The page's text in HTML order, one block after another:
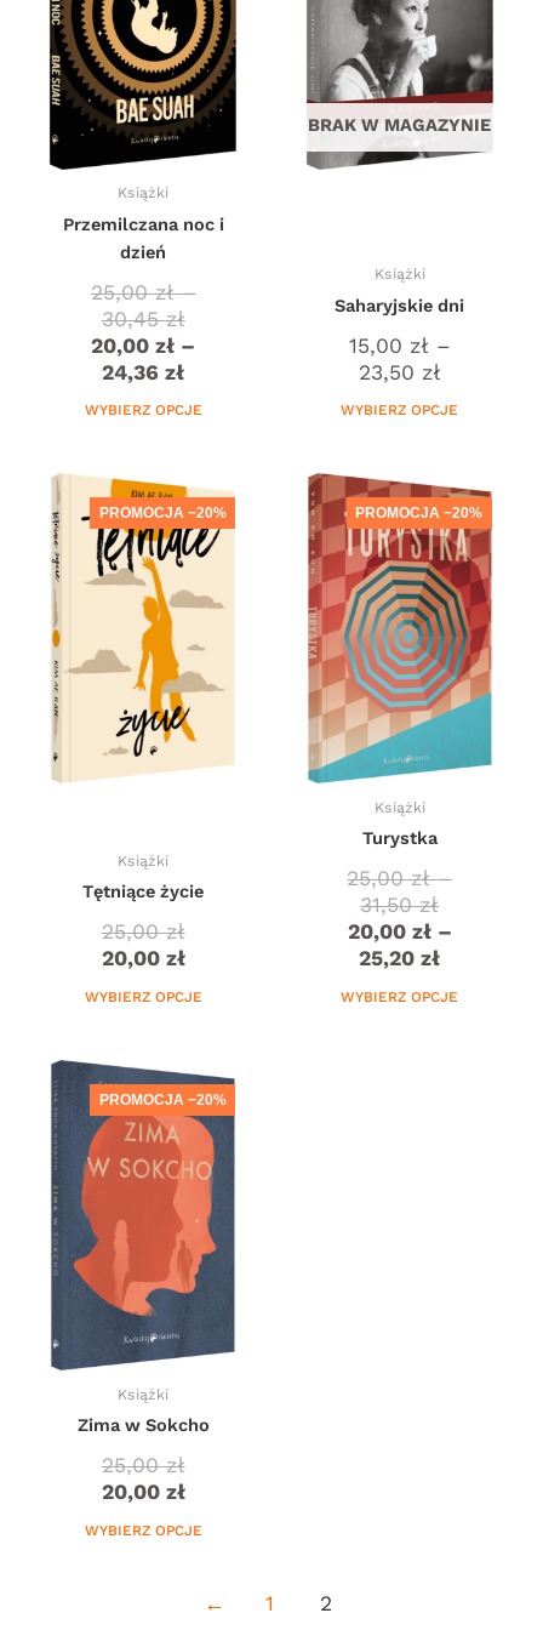
Książki
Przemilczana noc i
dzień
25,00zł –
30,45zł
20,00zł –
24,36zł
WYBIERZ OPCJE
Opcje
można
wybrać
na
stronie
produktu
BRAK W MAGAZYNIE
Książki
Saharyjskie dni
15,00 zł –
23,50 zł
WYBIERZ OPCJE
Opcje
można
wybrać
na
stronie
produktu
PROMOCJA −20%
Książki
Tętniące życie
25,00zł
20,00 zł
WYBIERZ OPCJE
Ten
produkt
ma
wiele
wariantów.
Opcje
można
wybrać
na
stronie
produktu
PROMOCJA −20%
Książki
Turystka
25,00zł –
31,50zł
Zakres
cen:
od
25,00 zł
do
31,50 zł
20,00 zł –
25,20zł
Zakres
cen:
od
20,00 zł
do
25,20 zł
WYBIERZ OPCJE
Ten
produkt
ma
wiele
wariantów.
Opcje
można
wybrać
na
stronie
produktu
PROMOCJA −20%
Książki
Zima w Sokcho
25,00zł
20,00 zł
WYBIERZ OPCJE
Ten
produkt
ma
wiele
wariantów.
Opcje
można
wybrać
na
stronie
produktu
← 1 2